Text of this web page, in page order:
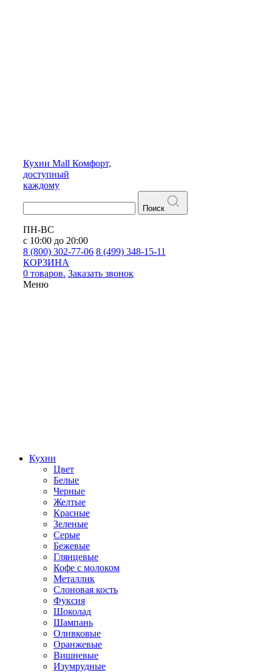
Кухни Mall Комфорт,
доступный
каждому
Поиск
ПН-ВС
с 10:00 до 20:00
8 (800) 302-77-06 8 (499) 348-15-11
КОРЗИНА
0 товаров. Заказать звонок
Меню
Кухни
Цвет
Белые
Черные
Желтые
Красные
Зеленые
Серые
Бежевые
Глянцевые
Кофе с молоком
Металлик
Слоновая кость
Фуксия
Шоколад
Шампань
Оливковые
Оранжевые
Вишневые
Изумрудные